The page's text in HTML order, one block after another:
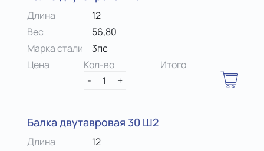
Длина
12
Вес
56,80
Марка стали
3пс
Цена
Кол-во
-
1 +
Итого
Балка двутавровая 30 Ш2
Длина
12